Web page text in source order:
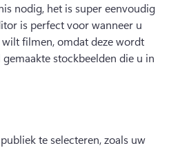
nodig, het is super eenvoudig
is perfect voor wanneer u
filmen, omdat deze wordt
stockbeelden die u in
te selecteren, zoals uw